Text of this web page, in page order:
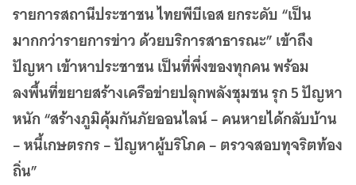
เพราะพลังการสื่อสารอยู่ในมือคุณ
Locals
นิเวศสื่อสาธารณะท้องถิ่นคุณภาพ
Policy Watch
จับตาอนาคตประเทศไทย
รายการสถานีประชาชน ไทยพีบีเอส ยกระดับ “เป็น
มากกว่ารายการข่าว ด้วยบริการสาธารณะ” เข้าถึง
ปัญหา เข้าหาประชาชน เป็นที่พึ่งของทุกคน พร้อม
ลงพื้นที่ขยายสร้างเครือข่ายปลุกพลังชุมชน รุก 5 ปัญหา
หนัก “สร้างภูมิคุ้มกันภัยออนไลน์ – คนหายได้กลับบ้าน
– หนี้เกษตรกร – ปัญหาผู้บริโภค – ตรวจสอบทุจริตท้อง
ถิ่น”